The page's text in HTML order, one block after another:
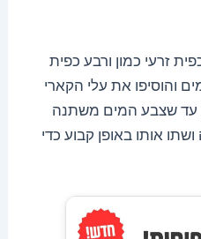
זרעי כמון ורבע כפית
חממו 2 כוסות מים והוסיפו את עלי הקארי
עד שצבע המים משתנה
אותו באופן קבוע כדי